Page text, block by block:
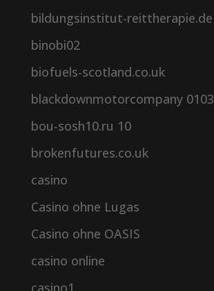
bildungsinstitut-reittherapie.de
binobi02
biofuels-scotland.co.uk
blackdownmotorcompany 0103
bou-sosh10.ru 10
brokenfutures.co.uk
casino
Casino ohne Lugas
Casino ohne OASIS
casino online
casino1